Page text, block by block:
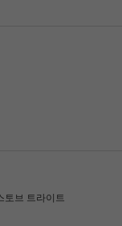
토브 트라이트